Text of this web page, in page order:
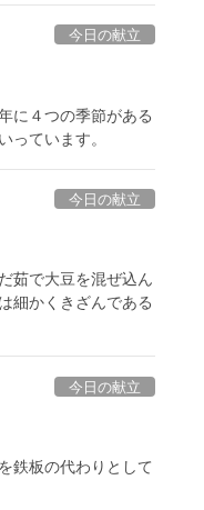
今日の献立
に４つの季節がある
っています。
今日の献立
茹で大豆を混ぜ込ん
細かくきざんである
今日の献立
鉄板の代わりとして